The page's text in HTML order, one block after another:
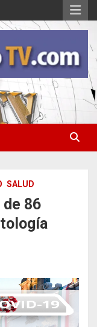
SALUD
86